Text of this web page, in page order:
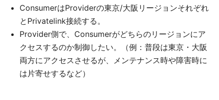
ConsumerはProviderの東京/大阪リージョンそれぞれ
とPrivatelink接続する。
Provider側で、Consumerがどちらのリージョンにア
クセスするのか制御したい。（例：普段は東京・大阪
両方にアクセスさせるが、メンテナンス時や障害時に
は片寄せするなど）